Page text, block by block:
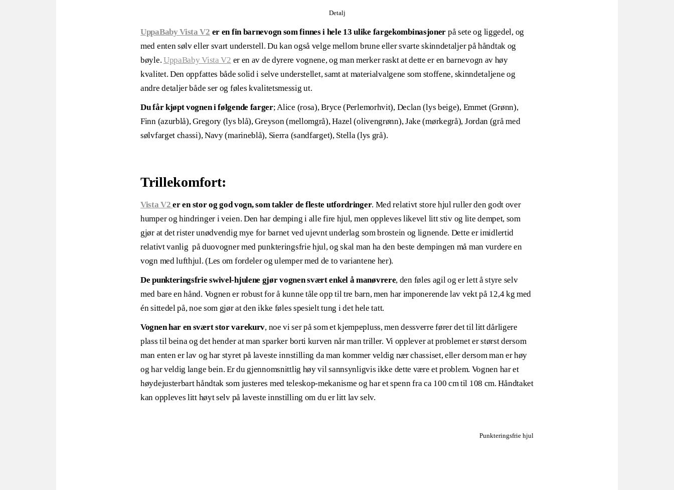
Detalj
UppaBaby Vista V2 er en fin barnevogn som finnes i hele 13 ulike fargekombinasjoner på sete og liggedel, og
med enten sølv eller svart understell. Du kan også velge mellom brune eller svarte skinndetaljer på håndtak og
bøyle. UppaBaby Vista V2 er en av de dyrere vognene, og man merker raskt at dette er en barnevogn av høy
kvalitet. Den oppfattes både solid i selve understellet, samt at materialvalgene som stoffene, skinndetaljene og
andre detaljer både ser og føles kvalitetsmessig ut.
Du får kjøpt vognen i følgende farger; Alice (rosa), Bryce (Perlemorhvit), Declan (lys beige), Emmet (Grønn),
Finn (azurblå), Gregory (lys blå), Greyson (mellomgrå), Hazel (olivengrønn), Jake (mørkegrå), Jordan (grå med
sølvfarget chassi), Navy (marineblå), Sierra (sandfarget), Stella (lys grå).
Trillekomfort:
Vista V2er en stor og god vogn, som takler de fleste utfordringer. Med relativt store hjul ruller den godt over
humper og hindringer i veien. Den har demping i alle fire hjul, men oppleves likevel litt stiv og lite dempet, som
gjør at det rister unødvendig mye for barnet ved ujevnt underlag som brostein og lignende. Dette er imidlertid
relativt vanlig på duovogner med punkteringsfrie hjul, og skal man ha den beste dempingen må man vurdere en
vogn med lufthjul. (Les om fordeler og ulemper med de to variantene her).
De punkteringsfrie swivel-hjulene gjør vognen svært enkel å manøvrere, den føles agil og er lett å styre selv
med bare en hånd. Vognen er robust for å kunne tåle opp til tre barn, men har imponerende lav vekt på 12,4 kg med
én sittedel på, noe som gjør at den ikke føles spesielt tung i det hele tatt.
Vognen har en svært stor varekurv, noe vi ser på som et kjempepluss, men dessverre fører det til litt dårligere
plass til beina og det hender at man sparker borti kurven når man triller. Vi opplever at problemet er størst dersom
man enten er lav og har styret på laveste innstilling da man kommer veldig nær chassiset, eller dersom man er høy
og har veldig lange bein. Er du gjennomsnittlig høy vil sannsynligvis ikke dette være et problem. Vognen har et
høydejusterbart håndtak som justeres med teleskop-mekanisme og har et spenn fra ca 100 cm til 108 cm. Håndtaket
kan oppleves litt høyt selv på laveste innstilling om du er litt lav selv.
Punkteringsfrie hjul